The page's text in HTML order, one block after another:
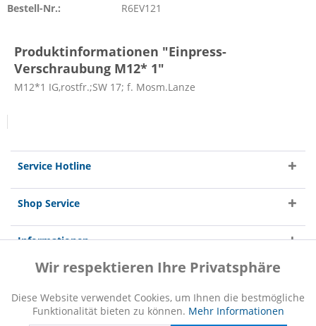
Bestell-Nr.: R6EV121
Produktinformationen "Einpress-
Verschraubung M12* 1"
M12*1 IG,rostfr.;SW 17; f. Mosm.Lanze
Service Hotline
Shop Service
Informationen
Funktionale Aktiv
Marketing Inaktiv
Wir respektieren Ihre Privatsphäre
Diese Website verwendet Cookies, um Ihnen die bestmögliche
Funktionalität bieten zu können. Mehr Informationen